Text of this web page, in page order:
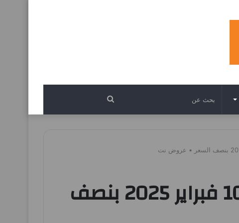
بحث
عروض اسواق المزرعة الرياض اليوم الاثنين 10 فبراير 2025 بنصف